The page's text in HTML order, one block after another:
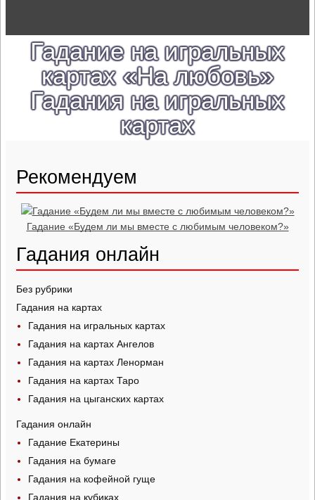
Гадание на игральных
картах «На любовь»
Гадания на игральных
картах
Рекомендуем
Гадание «Будем ли мы вместе с любимым человеком?»
Гадания онлайн
Без рубрики
Гадания на картах
Гадания на игральных картах
Гадания на картах Ангелов
Гадания на картах Ленорман
Гадания на картах Таро
Гадания на цыганских картах
Гадания онлайн
Гадание Екатерины
Гадания на бумаге
Гадания на кофейной гуще
Гадания на кубиках